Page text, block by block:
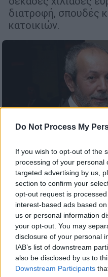
Do Not Process My
If you wish to opt-out of the
processing of your personal
targeted advertising by us,
section to confirm your
opt-out request is
interest-based ads based
us or personal information
your opt-out. You may
disclosure of your personal
IAB’s list of downstream
also be disclosed by us to
Downstream Participants
διατροφή, σπουδές
κατοικιών.
Lifestyle |20.01.2020
Διαζύγιο Κούστα -
παιδί της πισίνας
Το άλλοτε
ακόμα μια φορά στο